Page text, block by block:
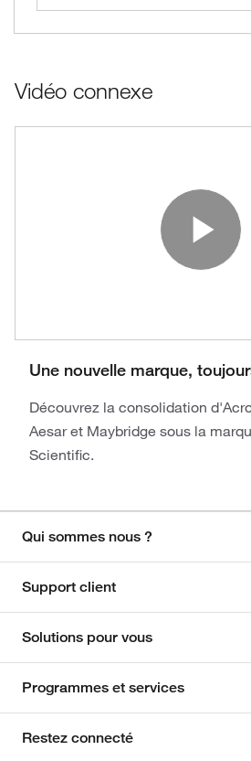
Vidéo connexe
Une nouvelle marque,
Découvrez la consolidation
Aesar et Maybridge sous la
Scientific.
Qui sommes nous ?
Support client
Solutions pour vous
Programmes et services
Restez connecté